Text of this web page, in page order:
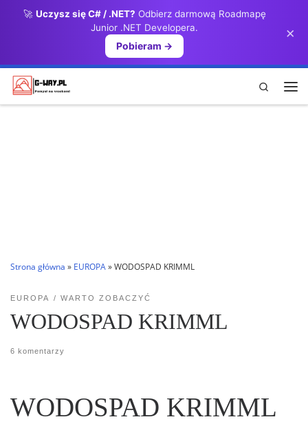
🚀 Uczysz się C# / .NET? Odbierz darmową Roadmapę
Junior .NET Developera.
Pobieram →
×
Przejdź do treści
Search
Strona główna » EUROPA»WODOSPAD KRIMML
EUROPA WARTO ZOBACZYĆ
WODOSPAD KRIMML
6 komentarzy
WODOSPAD KRIMML